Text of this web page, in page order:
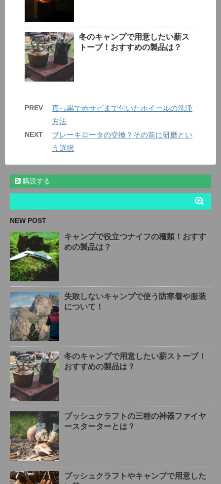
冬のキャンプで用意したい薪ス
トーブ！おすすめの製品は？
PREV
真っ黒で赤サビまで付いたホイールの洗浄
方法
NEXT
ブレーキロータの交換？その前に研磨とい
う選択
購読する
NEW POST
キャンプで役立つナイフの種類！おすす
めの製品は？
失敗しないキャンプで使う防寒着や服装
について！
冬のキャンプで用意したい薪ストーブ！
おすすめの製品は？
ブッシュクラフトの三種の神器ファイヤ
ースターターとは？
ブッシュクラフトやキャンプで用意した